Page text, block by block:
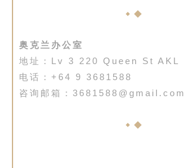
奥克兰办公室
地址：Lv 3 220 Queen St AKL
电话：+64 9 3681588
咨询邮箱：3681588@gmail.com